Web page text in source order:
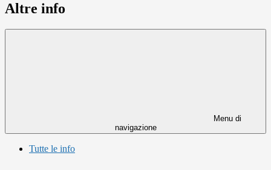
Altre info
Menu di
navigazione
Tutte le info